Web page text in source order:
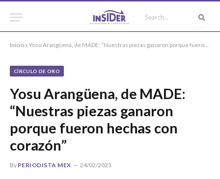
Inicio » Yosu Arangüena, de MADE: “Nuestras piezas ganaron porque fueron hechas con corazón”
CÍRCULO DE ORO
Yosu Arangüena, de MADE:
“Nuestras piezas ganaron
porque fueron hechas con
corazón”
By PERIODISTA MEX 24/02/2023